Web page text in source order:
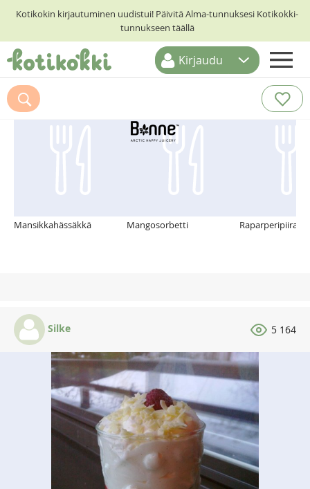
Kotikokin kirjautuminen uudistui! Päivitä Alma-tunnuksesi Kotikokki-
tunnukseen täällä
ETUSIVU
RESEPTIHAKU
Kirjaudu
Suosittelemme myös
Mansikkahässäkkä Mangosorbetti
Silke 5 164